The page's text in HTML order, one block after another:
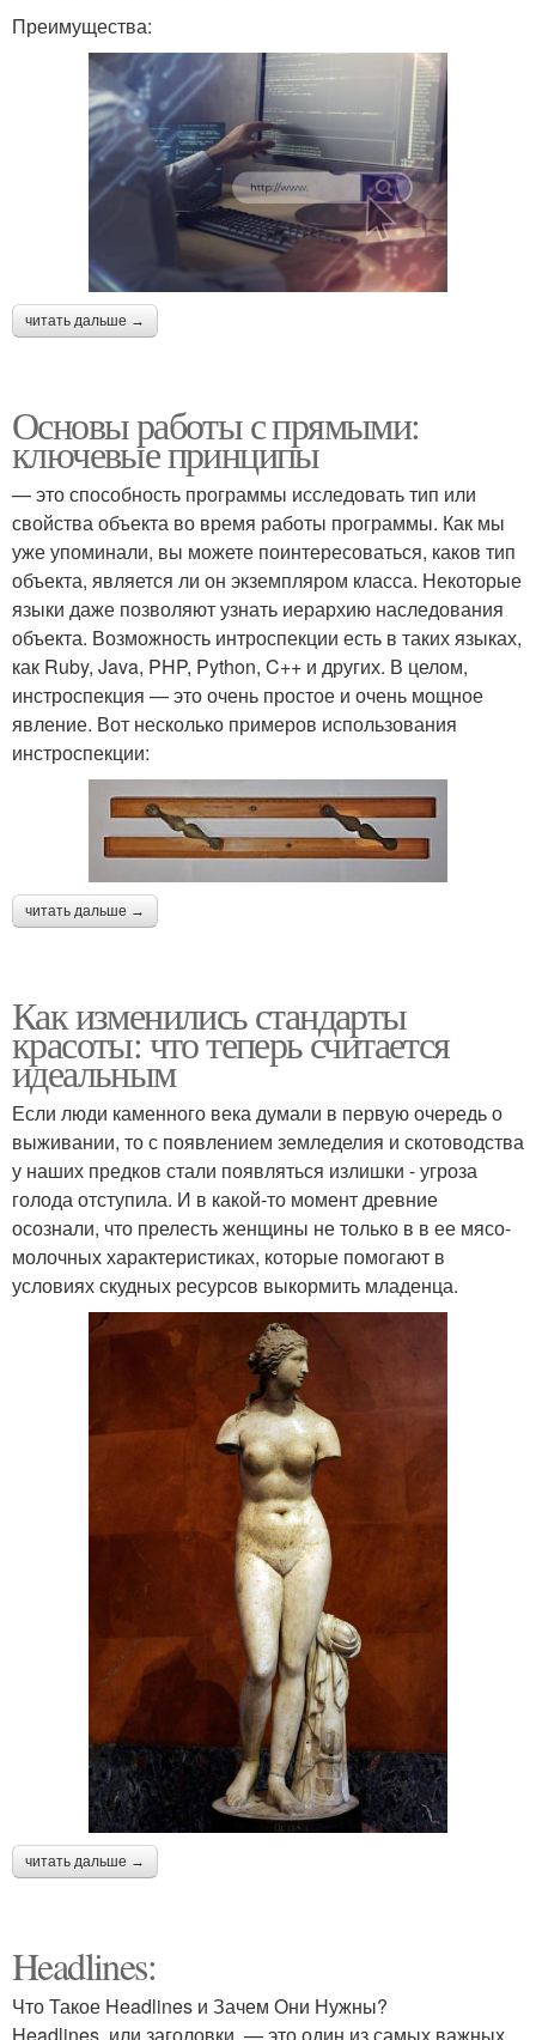
Преимущества:
читать дальше →
Основы работы с прямыми:
ключевые принципы
— это способность программы исследовать тип или
свойства объекта во время работы программы. Как мы
уже упоминали, вы можете поинтересоваться, каков тип
объекта, является ли он экземпляром класса. Некоторые
языки даже позволяют узнать иерархию наследования
объекта. Возможность интроспекции есть в таких языках,
как Ruby, Java, PHP, Python, C++ и других. В целом,
инстроспекция — это очень простое и очень мощное
явление. Вот несколько примеров использования
инстроспекции:
читать дальше →
Как изменились стандарты
красоты: что теперь считается
идеальным
Если люди каменного века думали в первую очередь о
выживании, то с появлением земледелия и скотоводства
у наших предков стали появляться излишки - угроза
голода отступила. И в какой-то момент древние
осознали, что прелесть женщины не только в в ее мясо-
молочных характеристиках, которые помогают в
условиях скудных ресурсов выкормить младенца.
читать дальше →
Headlines:
Что Такое Headlines и Зачем Они Нужны?